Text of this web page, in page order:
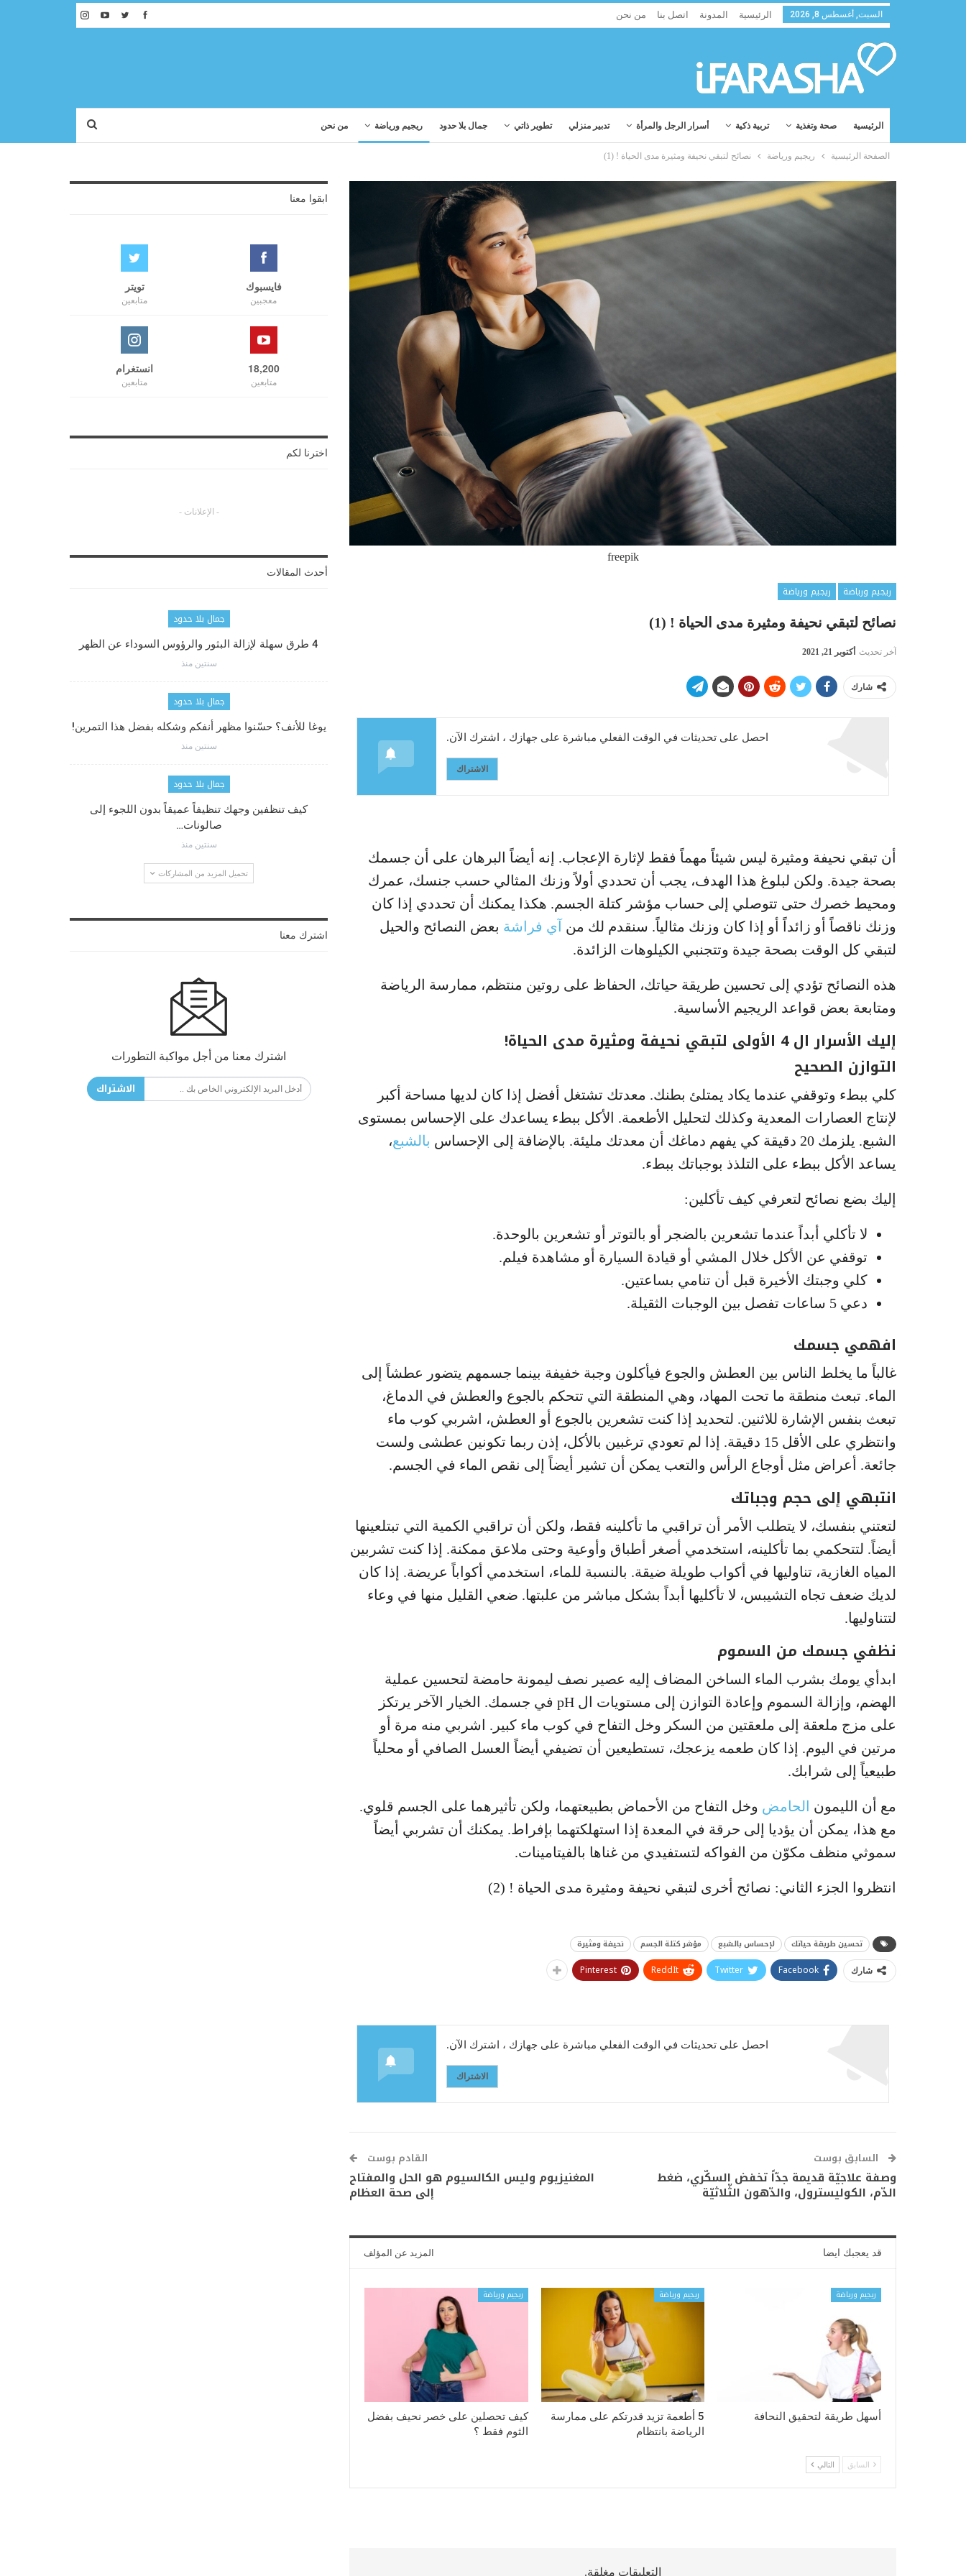
السبت, أغسطس 8, 2026 الرئيسية المدونة اتصل بنا من نحن
الرئيسية صحة وتغذية تربية ذكية أسرار الرجل والمرأة تدبير منزلي تطوير ذاتي جمال بلا حدود ريجيم ورياضة من نحن
الصفحة الرئيسية ريجيم ورياضة نصائح لتبقي نحيفة ومثيرة مدى الحياة ! (1)
freepik
ريجيم ورياضة
ريجيم ورياضة
نصائح لتبقي نحيفة ومثيرة مدى الحياة ! (1)
آخر تحديث أكتوبر 21, 2021
شارك
احصل على تحديثات في الوقت الفعلي مباشرة على جهازك ، اشترك الآن.
الاشتراك
أن تبقي نحيفة ومثيرة ليس شيئاً مهماً فقط لإثارة الإعجاب. إنه أيضاً البرهان على أن جسمك
بصحة جيدة. ولكن لبلوغ هذا الهدف، يجب أن تحددي أولاً وزنك المثالي حسب جنسك، عمرك
ومحيط خصرك حتى تتوصلي إلى حساب مؤشر كتلة الجسم. هكذا يمكنك أن تحددي إذا كان
وزنك ناقصاً أو زائداً أو إذا كان وزنك مثالياً. سنقدم لك من آي فراشة بعض النصائح والحيل
لتبقي كل الوقت بصحة جيدة وتتجنبي الكيلوهات الزائدة.
هذه النصائح تؤدي إلى تحسين طريقة حياتك، الحفاظ على روتين منتظم، ممارسة الرياضة
ومتابعة بعض قواعد الريجيم الأساسية.
إليك الأسرار ال 4 الأولى لتبقي نحيفة ومثيرة مدى الحياة!
التوازن الصحيح
كلي ببطء وتوقفي عندما يكاد يمتلئ بطنك. معدتك تشتغل أفضل إذا كان لديها مساحة أكبر
لإنتاج العصارات المعدية وكذلك لتحليل الأطعمة. الأكل ببطء يساعدك على الإحساس بمستوى
الشبع. يلزمك 20 دقيقة كي يفهم دماغك أن معدتك مليئة. بالإضافة إلى الإحساس
بالشبع،
يساعد الأكل ببطء على التلذذ بوجباتك ببطء.
إليك بضع نصائح لتعرفي كيف تأكلين:
لا تأكلي أبداً عندما تشعرين بالضجر أو بالتوتر أو تشعرين بالوحدة.
توقفي عن الأكل خلال المشي أو قيادة السيارة أو مشاهدة فيلم.
كلي وجبتك الأخيرة قبل أن تنامي بساعتين.
دعي 5 ساعات تفصل بين الوجبات الثقيلة.
افهمي جسمك
غالباً ما يخلط الناس بين العطش والجوع فيأكلون وجبة خفيفة بينما جسمهم يتضور عطشاً إلى
الماء. تبعث منطقة ما تحت المهاد، وهي المنطقة التي تتحكم بالجوع والعطش في الدماغ،
تبعث بنفس الإشارة للاثنين. لتحديد إذا كنت تشعرين بالجوع أو العطش، اشربي كوب ماء
وانتظري على الأقل 15 دقيقة. إذا لم تعودي ترغبين بالأكل، إذن ربما تكونين عطشى ولست
جائعة. أعراض مثل أوجاع الرأس والتعب يمكن أن تشير أيضاً إلى نقص الماء في الجسم.
انتبهي إلى حجم وجباتك
لتعتني بنفسك، لا يتطلب الأمر أن تراقبي ما تأكلينه فقط، ولكن أن تراقبي الكمية التي تبتلعينها
أيضاً. لتتحكمي بما تأكلينه، استخدمي أصغر أطباق وأوعية وحتى ملاعق ممكنة. إذا كنت تشربين
المياه الغازية، تناوليها في أكواب طويلة ضيقة. بالنسبة للماء، استخدمي أكواباً عريضة. إذا كان
لديك ضعف تجاه التشيبس، لا تأكليها أبداً بشكل مباشر من علبتها. ضعي القليل منها في وعاء
لتتناوليها.
نظفي جسمك من السموم
ابدأي يومك بشرب الماء الساخن المضاف إليه عصير نصف ليمونة حامضة لتحسين عملية
الهضم، وإزالة السموم وإعادة التوازن إلى مستويات ال pH في جسمك. الخيار الآخر يرتكز
على مزج ملعقة إلى ملعقتين من السكر وخل التفاح في كوب ماء كبير. اشربي منه مرة أو
مرتين في اليوم. إذا كان طعمه يزعجك، تستطيعين أن تضيفي أيضاً العسل الصافي أو محلياً
طبيعياً إلى شرابك.
مع أن الليمون الحامض وخل التفاح من الأحماض بطبيعتهما، ولكن تأثيرهما على الجسم قلوي.
مع هذا، يمكن أن يؤديا إلى حرقة في المعدة إذا استهلكتهما بإفراط. يمكنك أن تشربي أيضاً
سموثي منظف مكوّن من الفواكه لتستفيدي من غناها بالفيتامينات.
انتظروا الجزء الثاني: نصائح أخرى لتبقي نحيفة ومثيرة مدى الحياة ! (2)
تحسين طريقة حياتك لإحساس بالشبع مؤشر كتلة الجسم نحيفة ومثيرة
شارك Facebook
Twitter
ReddIt
Pinterest
احصل على تحديثات في الوقت الفعلي مباشرة على جهازك ، اشترك الآن.
الاشتراك
السابق بوست
وصفة علاجيّة قديمة جدّاً تخفض السكّري، ضغط
الدّم، الكوليسترول، والدّهون الثّلاثيّة
القادم بوست
المغنيزيوم وليس الكالسيوم هو الحل والمفتاح
إلى صحة العظام
قد يعجبك ايضا المزيد عن المؤلف
ريجيم ورياضة
أسهل طريقة لتحقيق النحافة
ريجيم ورياضة
5 أطعمة تزيد قدرتكم على ممارسة
الرياضة بانتظام
ريجيم ورياضة
كيف تحصلين على خصر نحيف بفضل
الثوم فقط ؟
السابق التالي
التعليقات مغلقة.
ابقوا معنا
فايسبوك
معجبين
تويتر
متابعين
18,200
متابعين
انستغرام
متابعين
اخترنا لكم
- الإعلانات -
أحدث المقالات
جمال بلا حدود
4 طرق سهلة لإزالة البثور والرؤوس السوداء عن الظهر
سنتين منذ
جمال بلا حدود
يوغا للأنف؟ حسّنوا مظهر أنفكم وشكله بفضل هذا التمرين!
سنتين منذ
جمال بلا حدود
كيف تنظفين وجهك تنظيفاً عميقاً بدون اللجوء إلى
صالونات…
سنتين منذ
تحميل المزيد من المشاركات
اشترك معنا
اشترك معنا من أجل مواكبة التطورات
الاشتراك